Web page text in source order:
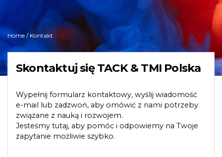
Home / Kontakt
Skontaktuj się TACK & TMI Polska
Wypełnij formularz kontaktowy, wyślij wiadomość
e-mail lub zadzwoń, aby omówić z nami potrzeby
związane z nauką i rozwojem.
Jesteśmy tutaj, aby pomóc i odpowiemy na Twoje
zapytanie możliwie szybko.